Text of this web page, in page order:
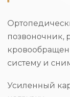
позвоночник,
систему и
Усиленный